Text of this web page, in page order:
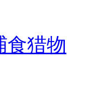
食猎物